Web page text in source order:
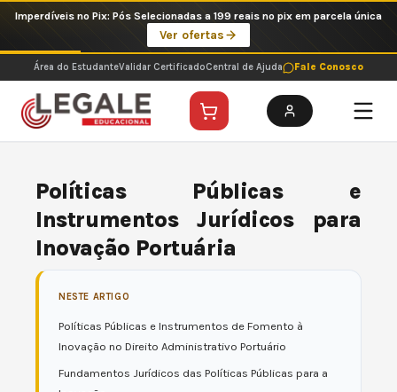
o
conteúdo
Imperdíveis no Pix: Pós Selecionadas a 199 reais no pix em parcela única
Ver ofertas
Área do EstudanteValidar CertificadoCentral de Ajuda Fale Conosco
Políticas Públicas e
Instrumentos Jurídicos para
Inovação Portuária
NESTE ARTIGO
Políticas Públicas e Instrumentos de Fomento à
Inovação no Direito Administrativo Portuário
Fundamentos Jurídicos das Políticas Públicas para a